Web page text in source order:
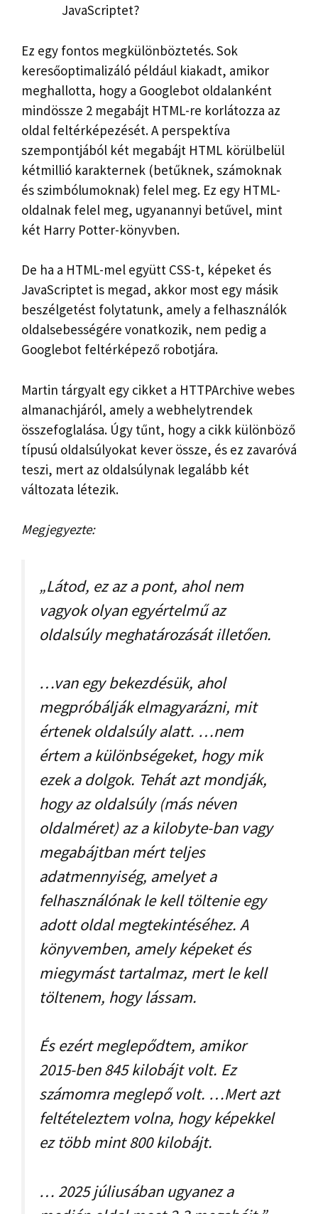
JavaScriptet?
Ez egy fontos megkülönböztetés. Sok
keresőoptimalizáló például kiakadt, amikor
meghallotta, hogy a Googlebot oldalanként
mindössze 2 megabájt HTML-re korlátozza az
oldal feltérképezését. A perspektíva
szempontjából két megabájt HTML körülbelül
kétmillió karakternek (betűknek, számoknak
és szimbólumoknak) felel meg. Ez egy HTML-
oldalnak felel meg, ugyanannyi betűvel, mint
két Harry Potter-könyvben.
De ha a HTML-mel együtt CSS-t, képeket és
JavaScriptet is megad, akkor most egy másik
beszélgetést folytatunk, amely a felhasználók
oldalsebességére vonatkozik, nem pedig a
Googlebot feltérképező robotjára.
Martin tárgyalt egy cikket a HTTPArchive webes
almanachjáról, amely a webhelytrendek
összefoglalása. Úgy tűnt, hogy a cikk különböző
típusú oldalsúlyokat kever össze, és ez zavaróvá
teszi, mert az oldalsúlynak legalább két
változata létezik.
Megjegyezte:
„Látod, ez az a pont, ahol nem
vagyok olyan egyértelmű az
oldalsúly meghatározását illetően.
…van egy bekezdésük, ahol
megpróbálják elmagyarázni, mit
értenek oldalsúly alatt. …nem
értem a különbségeket, hogy mik
ezek a dolgok. Tehát azt mondják,
hogy az oldalsúly (más néven
oldalméret) az a kilobyte-ban vagy
megabájtban mért teljes
adatmennyiség, amelyet a
felhasználónak le kell töltenie egy
adott oldal megtekintéséhez. A
könyvemben, amely képeket és
miegymást tartalmaz, mert le kell
töltenem, hogy lássam.
És ezért meglepődtem, amikor
2015-ben 845 kilobájt volt. Ez
számomra meglepő volt. …Mert azt
feltételeztem volna, hogy képekkel
ez több mint 800 kilobájt.
… 2025 júliusában ugyanez a